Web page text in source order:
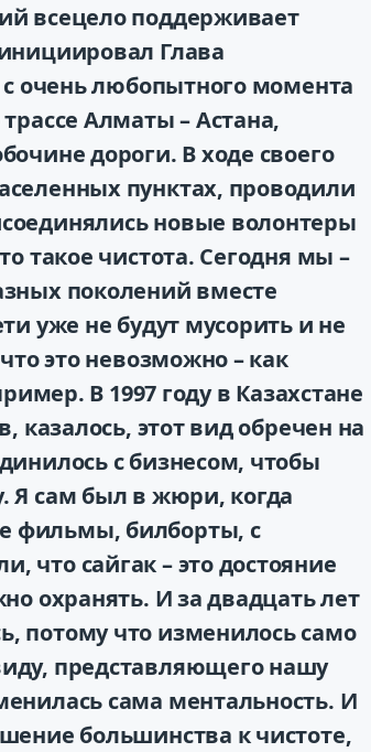
всецело поддерживает
Глава
с очень любопытного момента
Алматы – Астана,
дороги. В ходе своего
пунктах, проводили
новые волонтеры
такое чистота. Сегодня мы –
поколений вместе
уже не будут мусорить и не
это невозможно – как
В 1997 году в Казахстане
казалось, этот вид обречен на
с бизнесом, чтобы
Я сам был в жюри, когда
фильмы, билборты, с
что сайгак – это достояние
охранять. И за двадцать лет
потому что изменилось само
представляющего нашу
сама ментальность. И
большинства к чистоте,